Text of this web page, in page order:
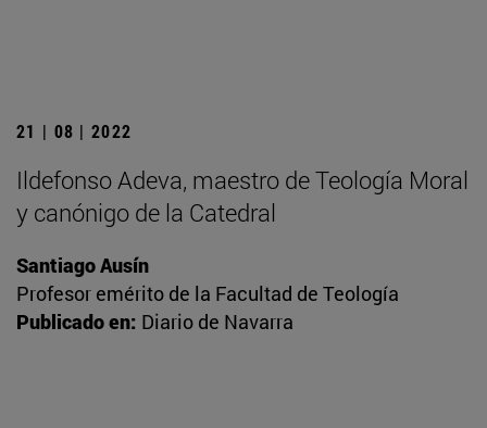
21 | 08 | 2022
Ildefonso Adeva, maestro de Teología Moral
y canónigo de la Catedral
Santiago Ausín
Profesor emérito de la Facultad de Teología
Publicado en: Diario de Navarra